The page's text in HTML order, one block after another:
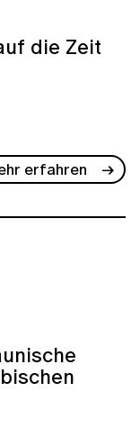
die Zeit
erfahren